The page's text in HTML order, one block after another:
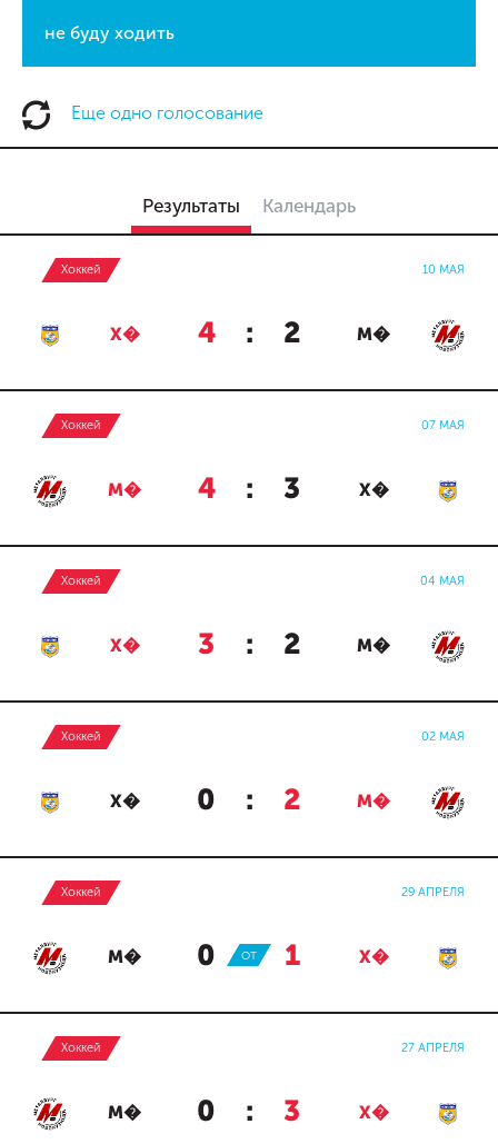
не буду ходить
Еще одно голосование
Результаты Календарь
Хоккей 10 МАЯ
Х� 4 : 2 М�
Хоккей 07 МАЯ
М� 4 : 3 Х�
Хоккей 04 МАЯ
Х� 3 : 2 М�
Хоккей 02 МАЯ
Х� 0 : 2 М�
Хоккей 29 АПРЕЛЯ
М� 0 : 1 Х�
ОТ
Хоккей 27 АПРЕЛЯ
М� 0 : 3 Х�